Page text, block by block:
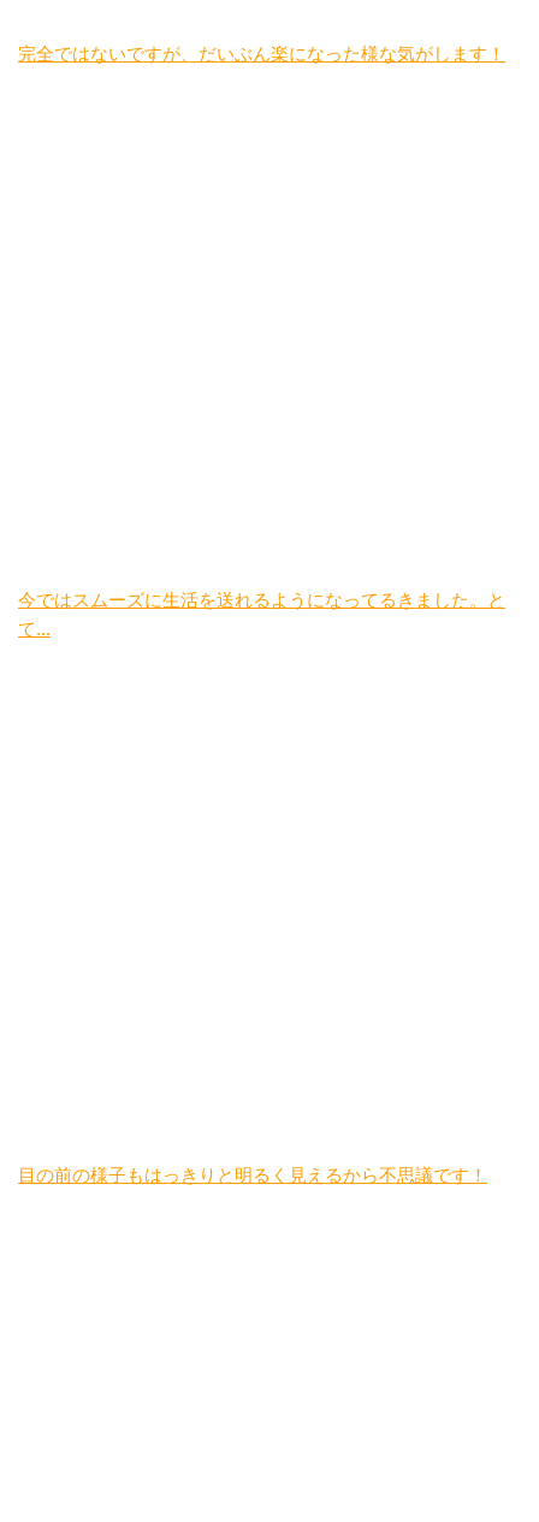
完全ではないですが、だいぶん楽になった様な気がします！
今ではスムーズに生活を送れるようになってるきました。と
て...
目の前の様子もはっきりと明るく見えるから不思議です！